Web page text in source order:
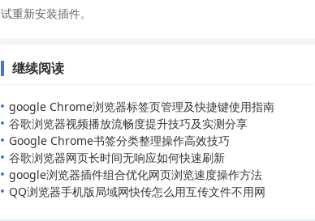
试重新安装插件。
继续阅读
google Chrome浏览器标签页管理及快捷键使用指南
谷歌浏览器视频播放流畅度提升技巧及实测分享
Google Chrome书签分类整理操作高效技巧
谷歌浏览器网页长时间无响应如何快速刷新
google浏览器插件组合优化网页浏览速度操作方法
QQ浏览器手机版局域网快传怎么用互传文件不用网